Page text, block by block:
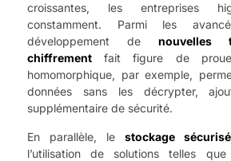
croissantes, les entreprises
constamment. Parmi les
développement de nouvelles
chiffrement fait figure de
homomorphique, par exemple,
données sans les décrypter,
supplémentaire de sécurité.
En parallèle, le stockage sécurisé
l’utilisation de solutions telles